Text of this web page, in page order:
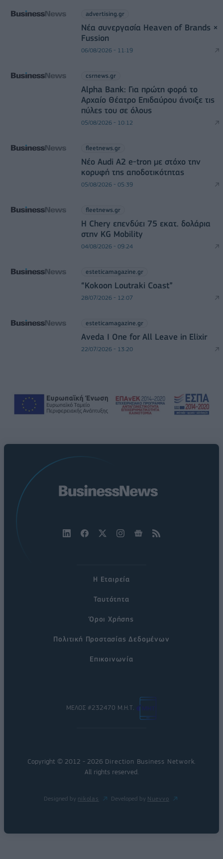
advertising.gr
Νέα συνεργασία Heaven of Brands ×
Fussion
06/08/2026 - 11:19
csrnews.gr
Alpha Bank: Για πρώτη φορά το
Αρχαίο Θέατρο Επιδαύρου άνοιξε τις
πύλες του σε όλους
05/08/2026 - 10:12
fleetnews.gr
Νέο Audi A2 e-tron με στόχο την
κορυφή της αποδοτικότητας
05/08/2026 - 05:39
fleetnews.gr
Η Chery επενδύει 75 εκατ. δολάρια
στην KG Mobility
04/08/2026 - 09:24
esteticamagazine.gr
“Kokoon Loutraki Coast”
28/07/2026 - 12:07
esteticamagazine.gr
Aveda I One for All Leave in Elixir
22/07/2026 - 13:20
Η Εταιρεία
Ταυτότητα
Όροι Χρήσης
Πολιτική Προστασίας Δεδομένων
Επικοινωνία
ΜΕΛΟΣ #232470 Μ.Η.Τ.
Copyright © 2012 - 2026 Direction Business Network
All rights reserved.
Designed by nikolas Developed by Nuevvo